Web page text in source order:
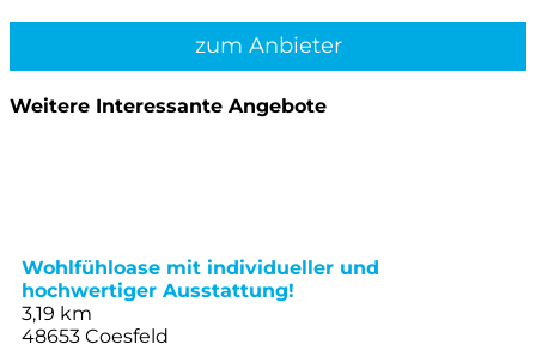
zum Anbieter
Weitere Interessante Angebote
Wohlfühloase mit individueller und
hochwertiger Ausstattung!
3,19 km
48653 Coesfeld